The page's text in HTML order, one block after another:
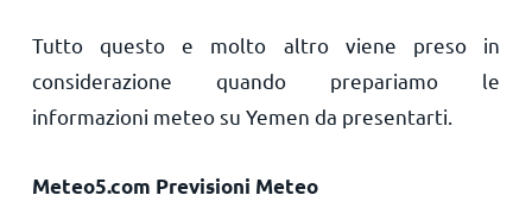
Tutto questo e molto altro viene preso in
considerazione quando prepariamo le
informazioni meteo su Yemen da presentarti.
Meteo5.com Previsioni Meteo